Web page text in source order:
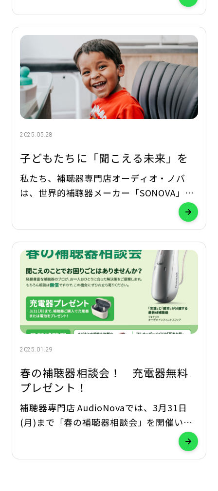
ビの音量が大きいと言われる」 「家族の聞
変化を感じたら、まずは補聴器を体験して
みませんか。 体験会では、補聴器に関する
専
2025.05.28
子どもたちに「聞こえる未来」を
私たち、補聴器専門店オーディオ・ノバ
は、世界的補聴器メーカー「SONOVA」直
営の補聴器専門店です。 Hear the World
Foundationは、2006年にSONOVAによっ
もたちに「聞こえる未来」を届けることを
目指しています。
2025.01.29
春の補聴器相談会！ 充電器無料
プレゼント！
補聴器専門店 AudioNovaでは、3月31日
(月)まで「春の補聴器相談会」を開催いた
します。最新の補聴器を試してみたいと思
っている方は、是非この機会にご相談くだ